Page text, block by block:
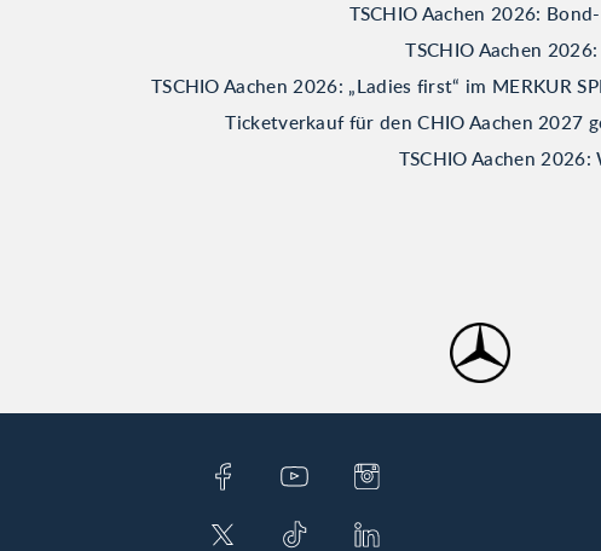
TSCHIO Aachen 2026:
TSCHIO Aachen
TSCHIO Aachen 2026: „Ladies first“ im MERKUR
Ticketverkauf für den CHIO Aachen 2027
TSCHIO Aachen